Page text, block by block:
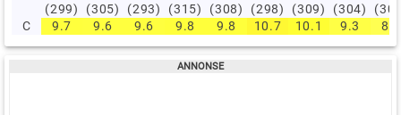
(299)
(305)
(293)
(315)
(308)
(298)
(309)
(304)
C
9.7 9.6 9.6 9.8 9.8 10.7 10.1 9.3 8.7